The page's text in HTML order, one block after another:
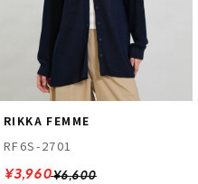
RIKKA FEMME
RF6S-2701
¥6,600
¥3,960